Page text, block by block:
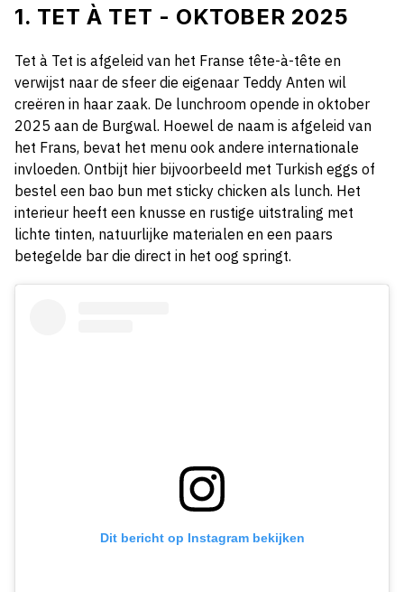
1. TET À TET - OKTOBER 2025
Tet à Tet is afgeleid van het Franse tête-à-tête en
verwijst naar de sfeer die eigenaar Teddy Anten wil
creëren in haar zaak. De lunchroom opende in oktober
2025 aan de Burgwal. Hoewel de naam is afgeleid van
het Frans, bevat het menu ook andere internationale
invloeden. Ontbijt hier bijvoorbeeld met Turkish eggs of
bestel een bao bun met sticky chicken als lunch. Het
interieur heeft een knusse en rustige uitstraling met
lichte tinten, natuurlijke materialen en een paars
betegelde bar die direct in het oog springt.
Dit bericht op Instagram bekijken